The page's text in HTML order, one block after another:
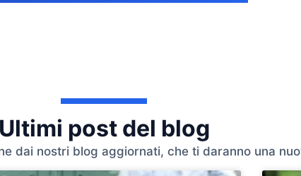
Ultimi post del blog
dai nostri blog aggiornati, che ti daranno una